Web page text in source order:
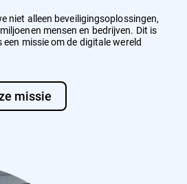
niet alleen beveiligingsoplossingen,
mensen en bedrijven. Dit is
een missie om de digitale wereld
missie